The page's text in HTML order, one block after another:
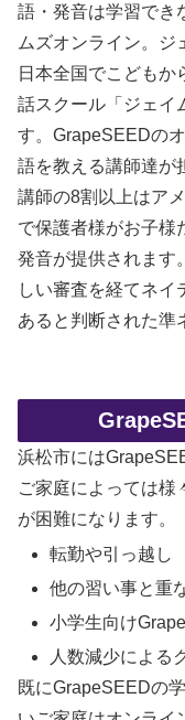
語・発音は学習でき
ムズオンライン。ジ
日本全国でこどもか
話スクール「ジェイ
す。GrapeSEEDの
語を教える講師達が
講師の8割以上はア
で保護者様がお子様
発音が提供されます
しい審査を経てネイ
あると判断された準
浜松市には
ご家庭によっては様
が困難になります。
転勤や引っ越し
他の習い事と重
小学生向け
人数減少による
既にGrapeSEEDの